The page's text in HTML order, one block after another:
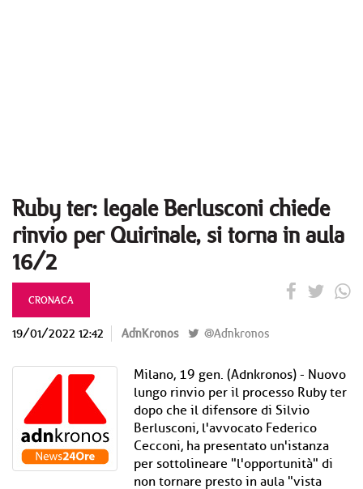
Ruby ter: legale Berlusconi chiede
rinvio per Quirinale, si torna in aula
16/2
CRONACA
19/01/2022 12:42 AdnKronos @Adnkronos
Milano, 19 gen. (Adnkronos) - Nuovo
lungo rinvio per il processo Ruby ter
dopo che il difensore di Silvio
Berlusconi, l'avvocato Federico
Cecconi, ha presentato un'istanza
per sottolineare "l'opportunità" di
non tornare presto in aula "vista